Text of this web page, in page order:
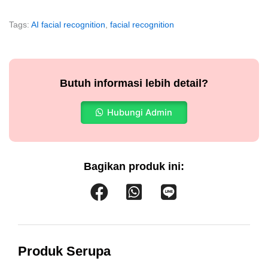
Tags: AI facial recognition facial recognition
Butuh informasi lebih detail?
Hubungi Admin
Bagikan produk ini:
Produk Serupa